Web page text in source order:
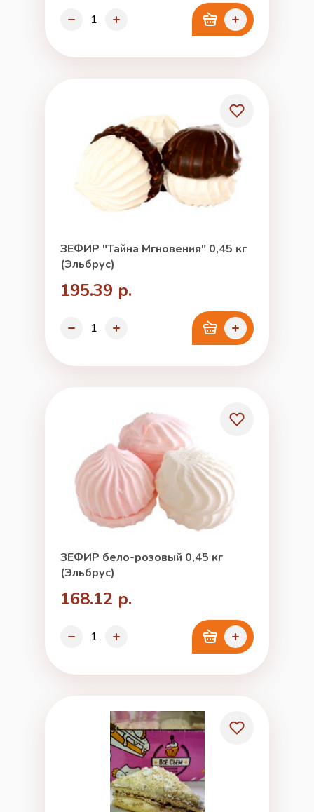
ЗЕФИР "Тайна Мгновения" 0,45 кг
(Эльбрус)
195.39 р.
ЗЕФИР бело-розовый 0,45 кг
(Эльбрус)
168.12 р.